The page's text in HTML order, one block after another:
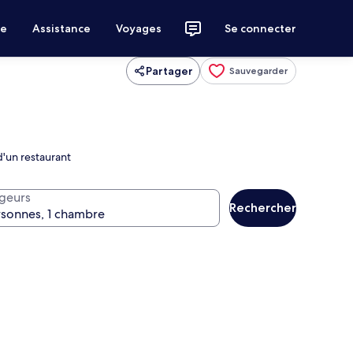
Assistance Voyages Se connecter
Partager Sauvegarder
restaurant
Rechercher